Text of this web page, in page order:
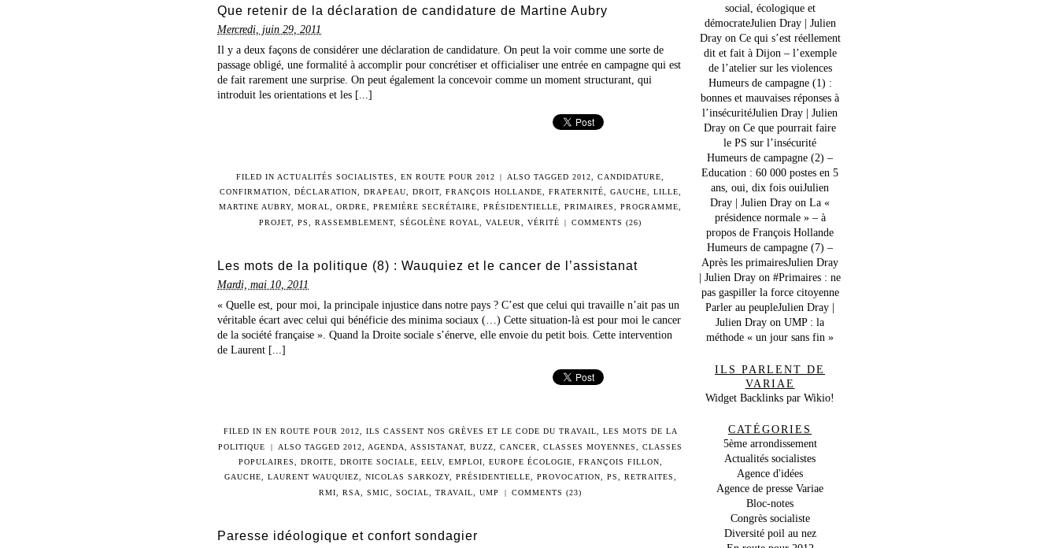
Que retenir de la déclaration de candidature de Martine Aubry
Mercredi, juin 29, 2011
Il y a deux façons de considérer une déclaration de candidature. On peut la voir comme une sorte de
passage obligé, une formalité à accomplir pour concrétiser et officialiser une entrée en campagne qui est
de fait rarement une surprise. On peut également la concevoir comme un moment structurant, qui
introduit les orientations et les [...]
FILED IN ACTUALITÉS SOCIALISTES EN ROUTE POUR 2012 | ALSO TAGGED2012 ,CANDIDATURE
CONFIRMATION
DÉCLARATION DRAPEAU DROIT, FRANÇOIS HOLLANDE FRATERNITÉ GAUCHE LILLE
MARTINE AUBRY
MORAL ORDRE PREMIÈRE SECRÉTAIRE PRÉSIDENTIELLE PRIMAIRES PROGRAMME
PROJET, PS RASSEMBLEMENT, SÉGOLÈNE ROYAL VALEUR VÉRITÉ | COMMENTS (26)
Les mots de la politique (8) : Wauquiez et le cancer de l’assistanat
Mardi, mai 10, 2011
« Quelle est, pour moi, la principale injustice dans notre pays ? C’est que celui qui travaille n’ait pas un
véritable écart avec celui qui bénéficie des minima sociaux (…) Cette situation-là est pour moi le cancer
de la société française ». Quand la Droite sociale s’énerve, elle envoie du petit bois. Cette intervention
de Laurent [...]
FILED IN EN ROUTE POUR 2012 ILS CASSENT NOS GRÈVES ET LE CODE DU TRAVAIL
LES MOTS DE LA
POLITIQUE
| ALSO TAGGED 2012 AGENDA ASSISTANAT, BUZZ CANCER CLASSES MOYENNES
CLASSES
POPULAIRES
DROITE DROITE SOCIALE EELV, EMPLOI EUROPE ÉCOLOGIE FRANÇOIS FILLON
GAUCHE
LAURENT WAUQUIEZ NICOLAS SARKOZY, PRÉSIDENTIELLE PROVOCATION PS RETRAITES
RMI
,RSA ,SMIC ,SOCIAL ,TRAVAIL ,UMP | COMMENTS (23)
Paresse idéologique et confort sondagier
social, écologique et
démocrateJulien Dray | Julien
Drayon Ce qui s’est réellement
dit et fait à Dijon – l’exemple
de l’atelier sur les violences
Humeurs de campagne (1) :
bonnes et mauvaises réponses à
l’insécuritéJulien Dray | Julien
Dray on Ce que pourrait faire
le PS sur l’insécurité
Humeurs de campagne (2) –
Education : 60 000 postes en 5
ans, oui, dix fois ouiJulien
Dray | Julien Dray on La «
présidence normale » – à
propos de François Hollande
Humeurs de campagne (7) –
Après les primairesJulien Dray
| Julien Dray on #Primaires : ne
pas gaspiller la force citoyenne
Parler au peupleJulien Dray |
Julien Dray on UMP : la
méthode « un jour sans fin »
ILS PARLENT DE
VARIAE
Widget Backlinks par Wikio!
CATÉGORIES
5ème arrondissement
Actualités socialistes
Agence d'idées
Agence de presse Variae
Bloc-notes
Congrès socialiste
Diversité poil au nez